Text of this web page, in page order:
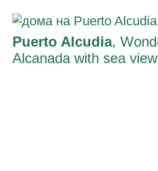
Puerto Alcudia,
Alcanada with sea